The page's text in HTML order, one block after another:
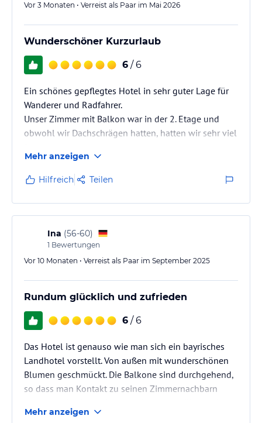
Vor 3 Monaten • Verreist als Paar im Mai 2026
Wunderschöner Kurzurlaub
6 / 6
Ein schönes gepflegtes Hotel in sehr guter Lage für
Wanderer und Radfahrer.
Unser Zimmer mit Balkon war in der 2. Etage und
obwohl wir Dachschrägen hatten, hatten wir sehr viel
Für unsere E-Bikes gab es einen abschließbaren
Abstellraum, wo wir auch über Nacht unsere
Fahrräder wieder aufladen konnten.
Mehr anzeigen
Hilfreich Teilen
Ina (56-60)
1 Bewertungen
Vor 10 Monaten • Verreist als Paar im September 2025
Rundum glücklich und zufrieden
6 / 6
Das Hotel ist genauso wie man sich ein bayrisches
Landhotel vorstellt. Von außen mit wunderschönen
Blumen geschmückt. Die Balkone sind durchgehend,
so dass man Kontakt zu seinen Zimmernachbarn
Raucherecke. Auch hier kann man gut Kontakte zu
Mehr anzeigen